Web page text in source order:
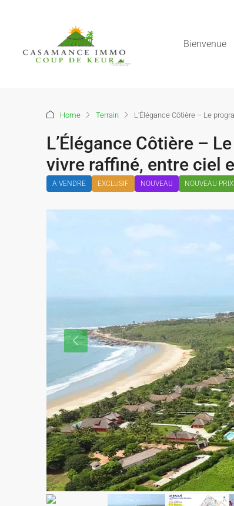
Bienvenue
Home Terrain L’Élégance Côtière – Le
L’Élégance Côtière –
vivre raffiné, entre ciel
A VENDRE EXCLUSIF NOUVEAU NOUVEAU PRIX